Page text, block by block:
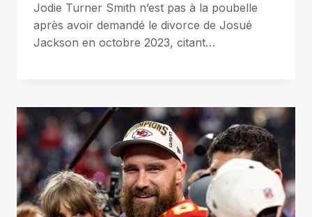
Jodie Turner Smith n’est pas à la poubelle
après avoir demandé le divorce de Josué
Jackson en octobre 2023, citant…